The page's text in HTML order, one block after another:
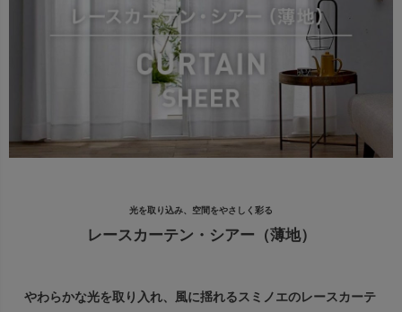
なお、今後の被害状況や交通規制などにより、対象地域や
サービスへの影響が変更となる場合がございます。
お客さまにはご不便をおかけいたしますが、何卒ご理解賜
りますようお願い申し上げます。
出荷センターも休業となりますため、休業期間中のご注文
商品の出荷は2026年8月18日(火) 以降となります。
オーダー商品など、詳しくはこちらから
光を取り込み、空間をやさしく彩る
レースカーテン・シアー（薄地）
やわらかな光を取り入れ、風に揺れるスミノエのレースカーテ